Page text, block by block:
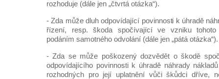
rozhoduje (dále jen „čtvrtá otázka“).
- Zda může dluh odpovídající povinnosti k úhradě
řízení, resp. škoda spočívající ve vzniku tohoto
podáním samotného odvolání (dále jen „pátá otázka“).
- Zda se může poškozený dozvědět o škodě
odpovídajícího povinnosti k úhradě náhrady
rozhodných pro její uplatnění vůči škůdci dříve,